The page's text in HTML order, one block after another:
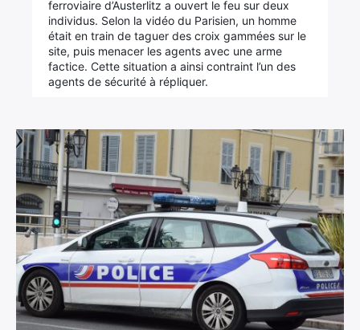
ferroviaire d’Austerlitz a ouvert le feu sur deux
individus. Selon la vidéo du Parisien, un homme
était en train de taguer des croix gammées sur le
site, puis menacer les agents avec une arme
factice. Cette situation a ainsi contraint l’un des
agents de sécurité à répliquer.